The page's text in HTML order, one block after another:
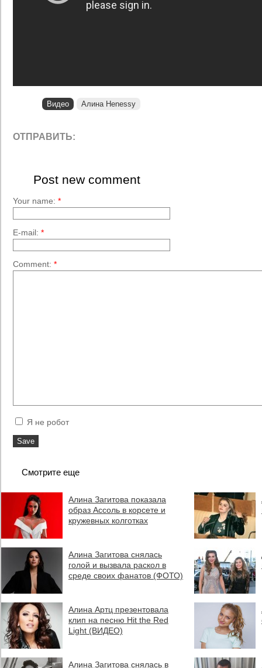
Видео Алина Henessy
ОТПРАВИТЬ:
Post new comment
Your name: *
E-mail: *
Comment: *
Я не робот
Смотрите еще
Алина Загитова показала
образ Ассоль в корсете и
кружевных колготках
Алина Загитова снялась
голой и вызвала раскол в
среде своих фанатов (ФОТО)
Алина Артц презентовала
клип на песню Hit the Red
Light (ВИДЕО)
Алина Загитова снялась в